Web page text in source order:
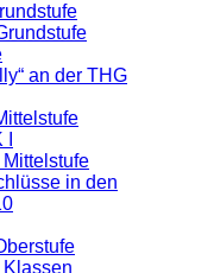
an der THG
in den
Klassen